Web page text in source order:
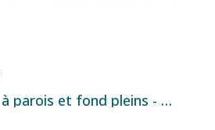
Bac Euronorm à parois et fond pleins - 76 L - 600×400×400 mm